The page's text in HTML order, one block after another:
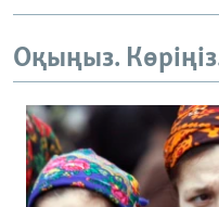
Оқыңыз.